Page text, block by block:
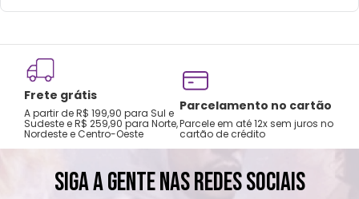
Choques ou quedas podem trincar ou
Não é a prova de pequenos vazamentos,
carregue o produto apenas na posição
vertical e não coloque em bolsas ou
mochilas.
Lavar com água, esponja macia e sabão
Não recomendado colocar no freezer.
Frete grátis
A partir de R$ 199,90 para Sul e
Sudeste e R$ 259,90 para Norte,
Nordeste e Centro-Oeste
Parcelamento no cartão
Parcele em até 12x sem juros no
cartão de crédito
SIGA A GENTE NAS REDES SOCIAIS